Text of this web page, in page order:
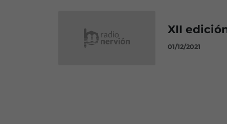
XII
01/12/2021